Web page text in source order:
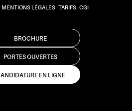
MENTIONS LÉGALES TARIFS CGI
CANDIDATURE EN LIGNE
PORTES OUVERTES
BROCHURE